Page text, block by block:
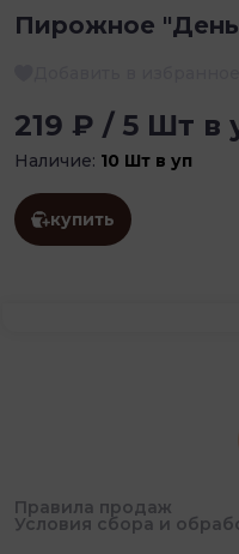
Пирожное "День
219 ₽ / 5 Шт в
Наличие: 10 Шт в уп
купить
Правила продаж
Условия сбора и